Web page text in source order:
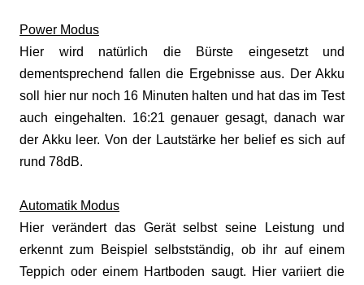
Power Modus
Hier wird natürlich die Bürste eingesetzt und
dementsprechend fallen die Ergebnisse aus. Der Akku
soll hier nur noch 16 Minuten halten und hat das im Test
auch eingehalten. 16:21 genauer gesagt, danach war
der Akku leer. Von der Lautstärke her belief es sich auf
rund 78dB.
Automatik Modus
Hier verändert das Gerät selbst seine Leistung und
erkennt zum Beispiel selbstständig, ob ihr auf einem
Teppich oder einem Hartboden saugt. Hier variiert die